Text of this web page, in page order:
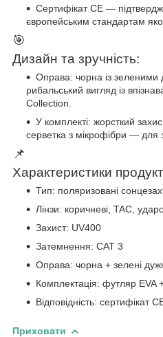
Сертифікат CE —
європейським стандартам
🎯
Дизайн та зручність:
Оправа: чорна із
рибальський вигляд із
Collection.
У комплекті: жорсткий
серветка з мікрофібри — для
📌
Характеристики
Тип: поляризовані
Лінзи: коричневі, TAC,
Захист: UV400
Затемнення: CAT 3
Оправа: чорна + зелені
Комплектація: футляр EVA
Відповідність: сертифікат
Приховати